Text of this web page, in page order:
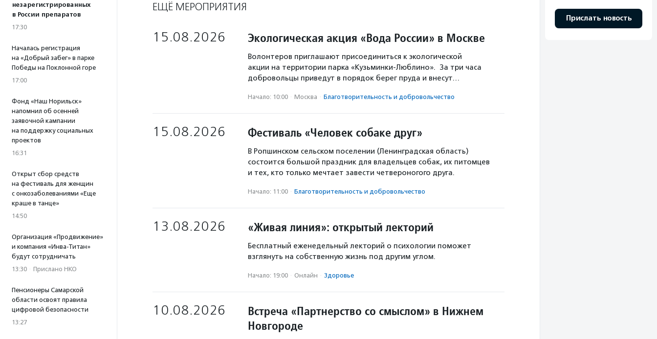
незарегистрированных
в России препаратов
17:30
Началась регистрация
на «Добрый забег» в парке
Победы на Поклонной горе
17:00
Фонд «Наш Норильск»
напомнил об осенней
заявочной кампании
на поддержку социальных
проектов
16:31
Открыт сбор средств
на фестиваль для женщин
с онкозаболеваниями «Еще
краше в танце»
14:50
Организация «Продвижение»
и компания «Инва-Титан»
будут сотрудничать
13:30 · Прислано НКО
Пенсионеры Самарской
области освоят правила
цифровой безопасности
13:27
ЕЩЁ МЕРОПРИЯТИЯ
15.08.2026 Экологическая акция «Вода России» в Москве
Волонтеров приглашают присоединиться к экологической
акции на территории парка «Кузьминки-Люблино». За три часа
добровольцы приведут в порядок берег пруда и внесут…
Начало: 10:00 · Москва · Благотвори­тель­ность и доброволь­чест­во
15.08.2026 Фестиваль «Человек собаке друг»
В Ропшинском сельском поселении (Ленинградская область)
состоится большой праздник для владельцев собак, их питомцев
и тех, кто только мечтает завести четвероногого друга.
Начало: 11:00 · Благотвори­тель­ность и доброволь­чест­во
13.08.2026 «Живая линия»: открытый лекторий
Бесплатный еженедельный лекторий о психологии поможет
взглянуть на собственную жизнь под другим углом.
Начало: 19:00 · Онлайн · Здоровье
10.08.2026
Встреча «Партнерство со смыслом» в Нижнем
Новгороде
Прислать новость